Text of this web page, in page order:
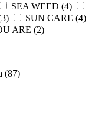
SEA WEED (4)
3) SUN CARE (4)
ARE (2)
(87)